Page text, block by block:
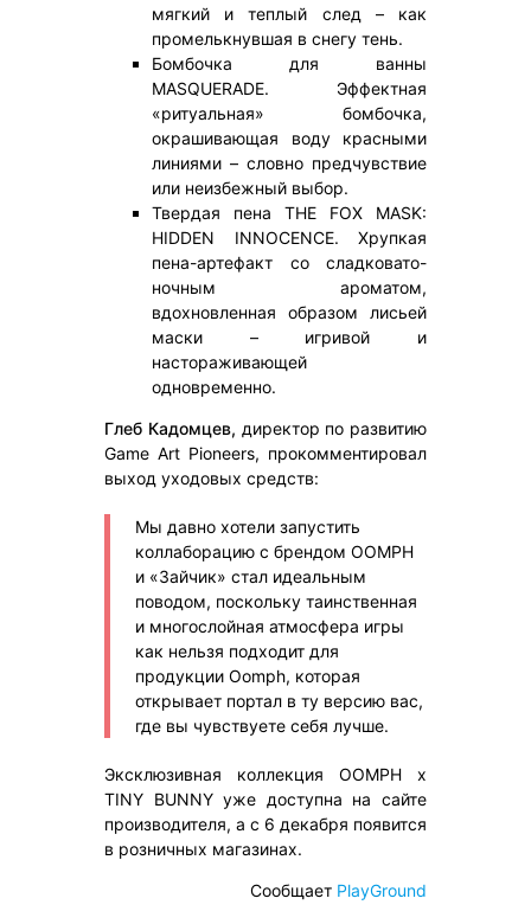
мягкий и теплый след – как
промелькнувшая в снегу тень.
Бомбочка для ванны
MASQUERADE. Эффектная
«ритуальная» бомбочка,
окрашивающая воду красными
линиями – словно предчувствие
или неизбежный выбор.
Твердая пена THE FOX MASK:
HIDDEN INNOCENCE. Хрупкая
пена-артефакт со сладковато-
ночным ароматом,
вдохновленная образом лисьей
маски – игривой и
настораживающей
одновременно.
Глеб Кадомцев, директор по развитию
Game Art Pioneers, прокомментировал
выход уходовых средств:
Мы давно хотели запустить
коллаборацию с брендом OOMPH
и «Зайчик» стал идеальным
поводом, поскольку таинственная
и многослойная атмосфера игры
как нельзя подходит для
продукции Oomph, которая
открывает портал в ту версию вас,
где вы чувствуете себя лучше.
Эксклюзивная коллекция OOMPH x
TINY BUNNY уже доступна на сайте
производителя, а с 6 декабря появится
в розничных магазинах.
Сообщает PlayGround